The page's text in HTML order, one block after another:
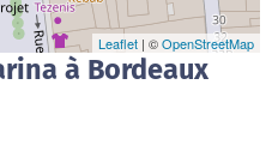
Leaflet | ©OpenStreetMap
à Bordeaux